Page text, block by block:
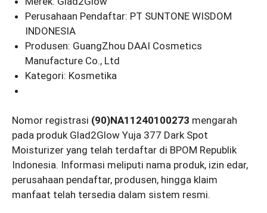
Perusahaan Pendaftar: PT SUNTONE WISDOM
INDONESIA
Produsen: GuangZhou DAAI Cosmetics
Manufacture Co., Ltd
Kategori: Kosmetika
Nomor registrasi (90)NA11240100273 mengarah
pada produk Glad2Glow Yuja 377 Dark Spot
Moisturizer yang telah terdaftar di BPOM Republik
Indonesia. Informasi meliputi nama produk, izin edar,
perusahaan pendaftar, produsen, hingga klaim
manfaat telah tersedia dalam sistem resmi.